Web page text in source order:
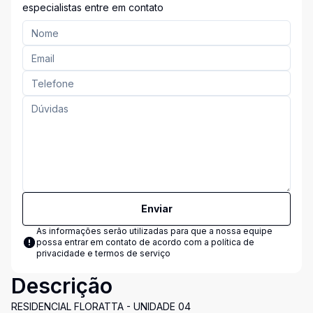
especialistas entre em contato
Enviar
As informações serão utilizadas para que a nossa equipe
possa entrar em contato de acordo com a política de
privacidade e termos de serviço
Descrição
RESIDENCIAL FLORATTA - UNIDADE 04